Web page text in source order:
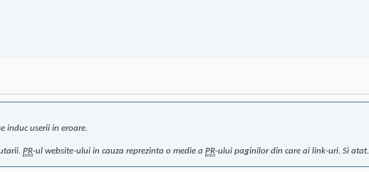
induc userii in eroare.
PR-ul website-ului in cauza reprezinta o medie a PR-ului paginilor din care ai link-uri. Si atat.